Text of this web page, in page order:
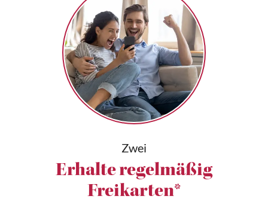
Zwei
Erhalte regelmäßig
Freikarten*